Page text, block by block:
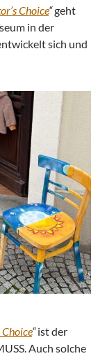
Choice“geht
in der
sich und
“ist der
Auch solche